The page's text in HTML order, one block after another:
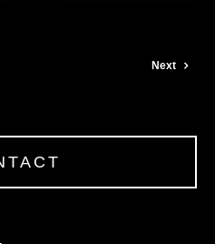
Next